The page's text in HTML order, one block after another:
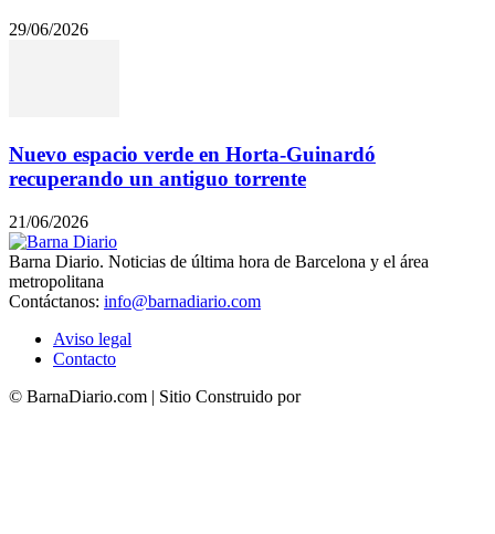
29/06/2026
Nuevo espacio verde en Horta-Guinardó
recuperando un antiguo torrente
21/06/2026
Barna Diario. Noticias de última hora de Barcelona y el área
metropolitana
Contáctanos: info@barnadiario.com
Aviso legal
Contacto
© BarnaDiario.com | Sitio Construido por